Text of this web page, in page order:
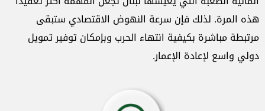
هذه المرة. لذلك فإن سرعة النهوض الاقتصادي ستبقى
مرتبطة مباشرة بكيفية انتهاء الحرب وبإمكان توفير تمويل
دولي واسع لإعادة الإعمار.